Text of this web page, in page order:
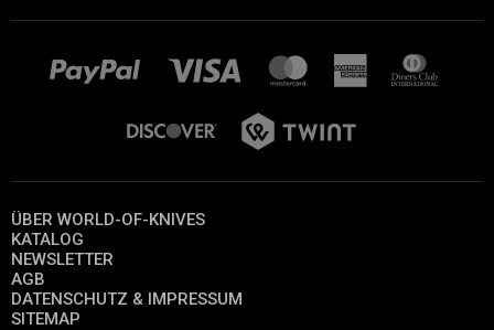
ÜBER WORLD-OF-KNIVES
KATALOG
NEWSLETTER
AGB
DATENSCHUTZ & IMPRESSUM
SITEMAP